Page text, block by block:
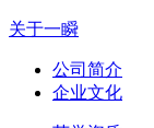
关于一瞬
公司简介
企业文化